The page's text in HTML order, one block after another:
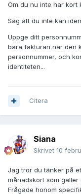
Om du nu inte har kort
Säg att du inte kan
Uppge ditt
bara fakturan när den
personnummer, och
identiteten...
Citera
Siana
Skrivet 10
Jag tror du tänker på
månadskort som
Frågade honom